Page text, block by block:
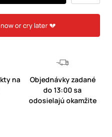
or cry later 💔
na
Objednávky zadané
do 13:00 sa
odosielajú okamžite